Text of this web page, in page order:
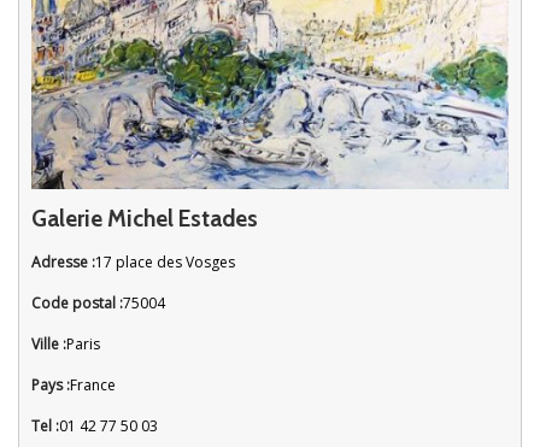
Galerie Michel Estades
Adresse :17 place des Vosges
Code postal :75004
Ville :Paris
Pays :France
Tel :01 42 77 50 03